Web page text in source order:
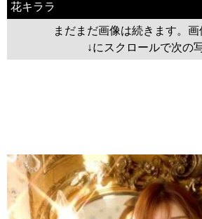
花キララ
まだまだ画像は続きます。画
↓にスクロールで次の